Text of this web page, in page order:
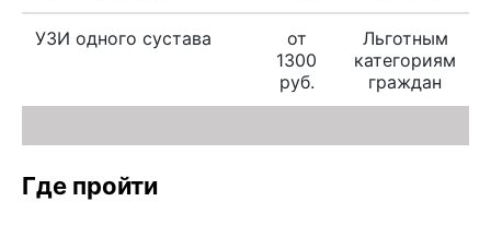
УЗИ одного сустава
от
1300
руб.
Льготным
категориям
граждан
Где пройти